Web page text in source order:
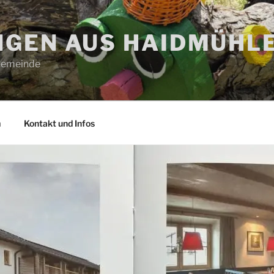
AUS
Kontakt und Infos